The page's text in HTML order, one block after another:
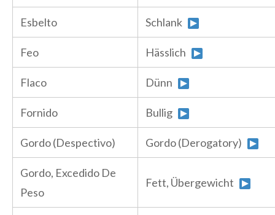
Esbelto Schlank
Feo Hässlich
Flaco Dünn
Fornido Bullig
Gordo (Despectivo) Gordo (Derogatory)
Gordo, Excedido De
Peso
Fett, Übergewicht